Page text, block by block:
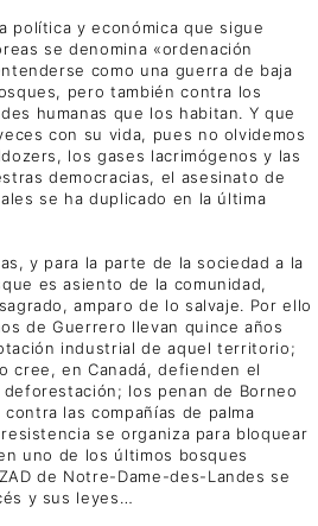
política y económica que sigue
se denomina «ordenación
como una guerra de baja
pero también contra los
humanas que los habitan. Y que
con su vida, pues no olvidemos
los gases lacrimógenos y las
democracias, el asesinato de
se ha duplicado en la última
y para la parte de la sociedad a la
es asiento de la comunidad,
amparo de lo salvaje. Por ello
de Guerrero llevan quince años
industrial de aquel territorio;
cree, en Canadá, defienden el
los penan de Borneo
las compañías de palma
se organiza para bloquear
uno de los últimos bosques
de Notre-Dame-des-Landes se
y sus leyes…